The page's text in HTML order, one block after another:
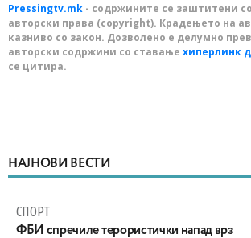
Pressingtv.mk - содржините се заштитени
авторски права (copyright). Крадењето на
казниво со закон. Дозволено е делумно
авторски содржини со ставање хиперлинк
се цитира.
НАЈНОВИ ВЕСТИ
СПОРТ
ФБИ спречиле терористички напад врз